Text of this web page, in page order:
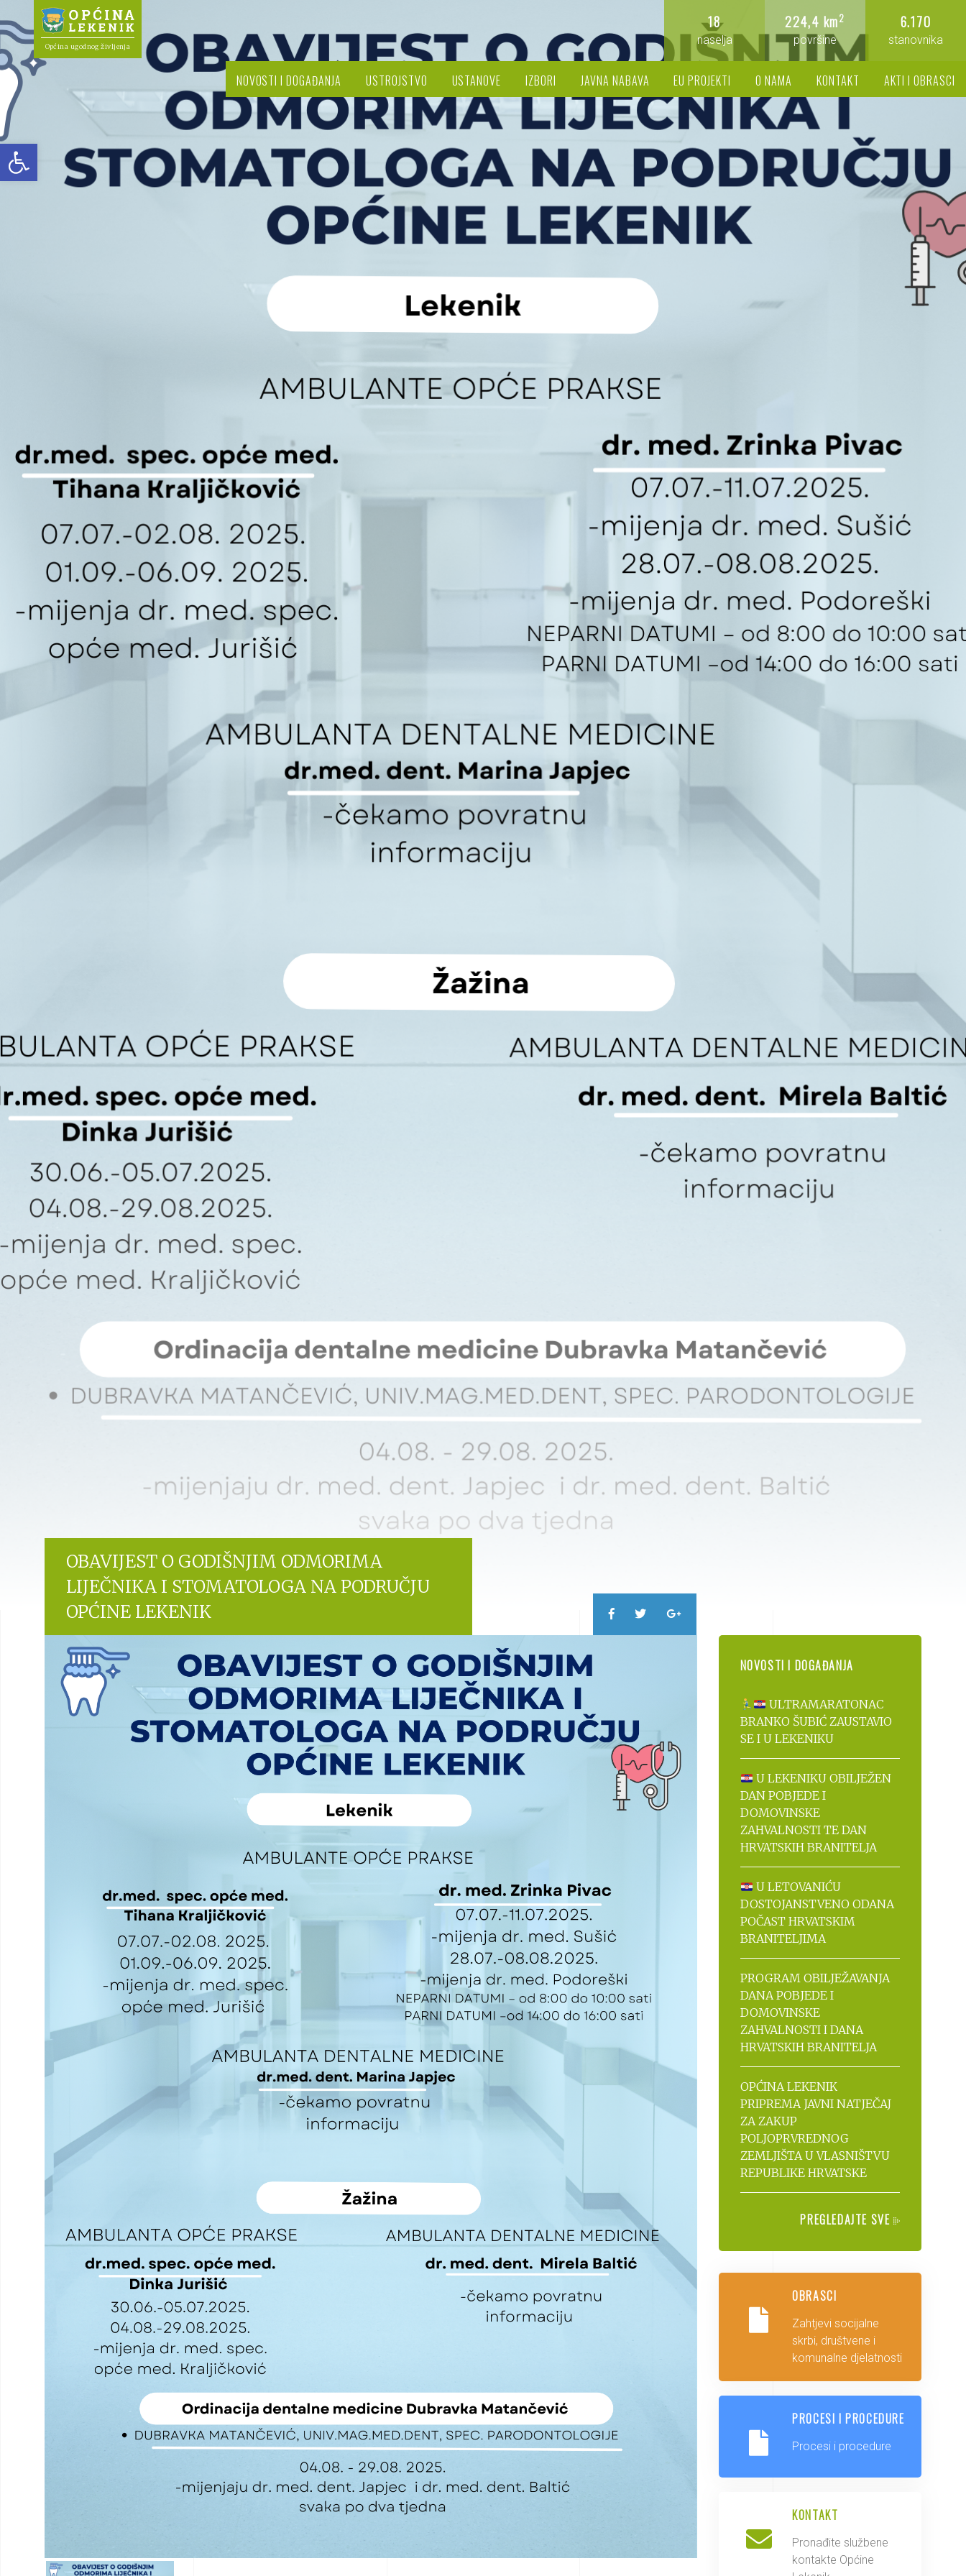
Open toolbar
Općina ugodnog življenja
6.170
stanovnika
224,4 km2
površine
18
naselja
NOVOSTI I DOGAĐANJA USTROJSTVO USTANOVE IZBORI JAVNA NABAVA EU PROJEKTI O NAMA KONTAKT AKTI I OBRASCI
OBAVIJEST O GODIŠNJIM ODMORIMA
LIJEČNIKA I STOMATOLOGA NA PODRUČJU
OPĆINE LEKENIK
NOVOSTI I DOGAĐANJA
ULTRAMARATONAC
BRANKO ŠUBIĆ ZAUSTAVIO
SE I U LEKENIKU
U LEKENIKU OBILJEŽEN
DAN POBJEDE I
DOMOVINSKE
ZAHVALNOSTI TE DAN
HRVATSKIH BRANITELJA
U LETOVANIĆU
DOSTOJANSTVENO ODANA
POČAST HRVATSKIM
BRANITELJIMA
PROGRAM OBILJEŽAVANJA
DANA POBJEDE I
DOMOVINSKE
ZAHVALNOSTI I DANA
HRVATSKIH BRANITELJA
OPĆINA LEKENIK
PRIPREMA JAVNI NATJEČAJ
ZA ZAKUP
POLJOPRVREDNOG
ZEMLJIŠTA U VLASNIŠTVU
REPUBLIKE HRVATSKE
PREGLEDAJTE SVE
OBRASCI
Zahtjevi socijalne
skrbi, društvene i
komunalne djelatnosti
PROCESI I PROCEDURE
Procesi i procedure
KONTAKT
Pronađite službene
kontakte Općine